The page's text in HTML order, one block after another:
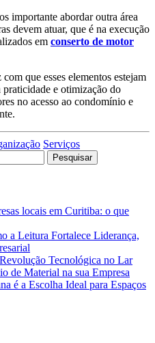
importante abordar outra área
devem atuar, que é na execução
em conserto de motor
que esses elementos estejam
e otimização do
no acesso ao condomínio e
Serviços
locais em Curitiba: o que
a Leitura Fortalece Liderança,
Tecnológica no Lar
de Material na sua Empresa
é a Escolha Ideal para Espaços